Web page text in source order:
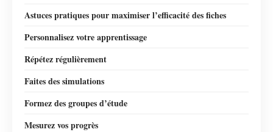
Astuces pratiques pour maximiser l’efficacité des fiches
Personnalisez votre apprentissage
Répétez régulièrement
Faites des simulations
Formez des groupes d’étude
Mesurez vos progrès